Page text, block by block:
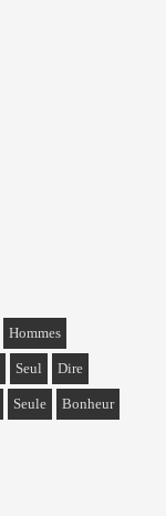
Hommes
Seul Dire
Seule Bonheur